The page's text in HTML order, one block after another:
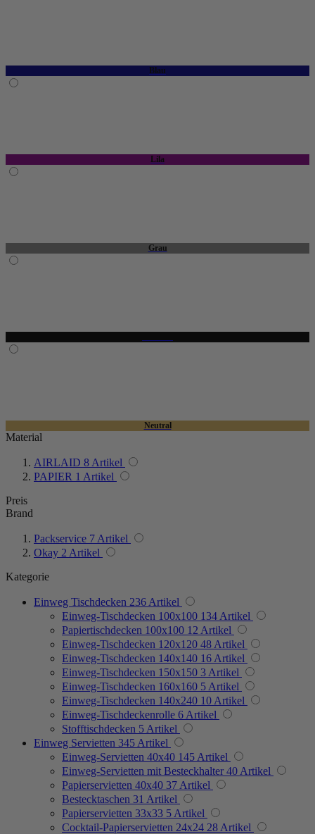
Material
AIRLAID 8 Artikel
PAPIER 1 Artikel
Preis
Brand
Packservice 7 Artikel
Okay 2 Artikel
Kategorie
Einweg Tischdecken 236 Artikel
Einweg-Tischdecken 100x100 134 Artikel
Papiertischdecken 100x100 12 Artikel
Einweg-Tischdecken 120x120 48 Artikel
Einweg-Tischdecken 140x140 16 Artikel
Einweg-Tischdecken 150x150 3 Artikel
Einweg-Tischdecken 160x160 5 Artikel
Einweg-Tischdecken 140x240 10 Artikel
Einweg-Tischdeckenrolle 6 Artikel
Stofftischdecken 5 Artikel
Einweg Servietten 345 Artikel
Einweg-Servietten 40x40 145 Artikel
Einweg-Servietten mit Besteckhalter 40 Artikel
Papierservietten 40x40 37 Artikel
Bestecktaschen 31 Artikel
Papierservietten 33x33 5 Artikel
Cocktail-Papierservietten 24x24 28 Artikel